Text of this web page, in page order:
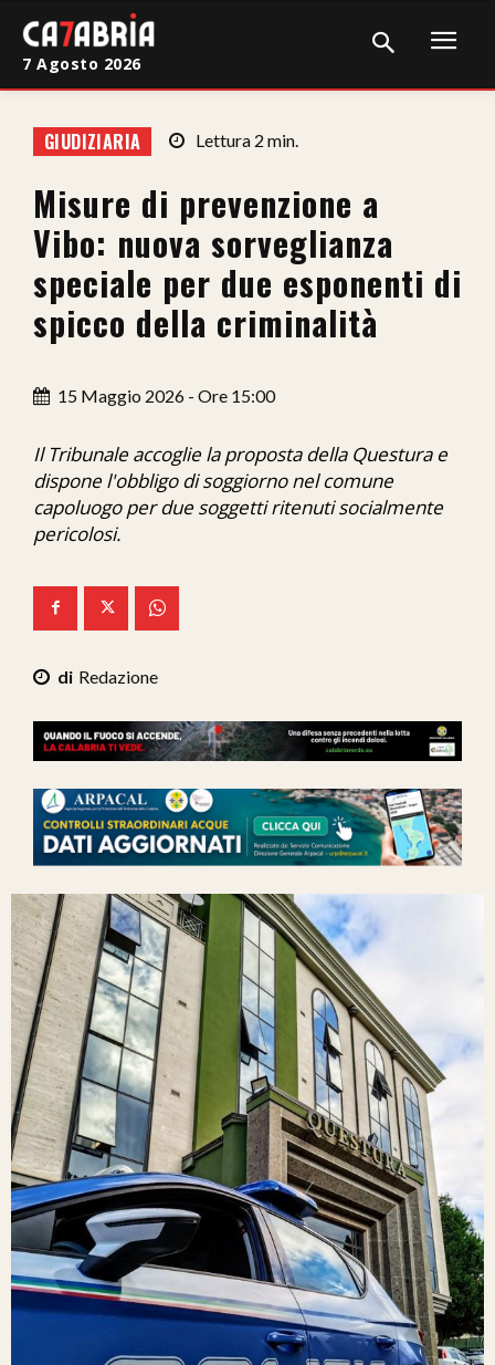
Cronaca
Giudiziaria
Politica
Sport
Sanità
Economia
Ita-Mondo
We Calabria
7 Agosto 2026
GIUDIZIARIA Lettura 2 min.
Misure di prevenzione a
Vibo: nuova sorveglianza
speciale per due esponenti di
spicco della criminalità
15 Maggio 2026 - Ore 15:00
Il Tribunale accoglie la proposta della Questura e
dispone l'obbligo di soggiorno nel comune
capoluogo per due soggetti ritenuti socialmente
pericolosi.
Redazione